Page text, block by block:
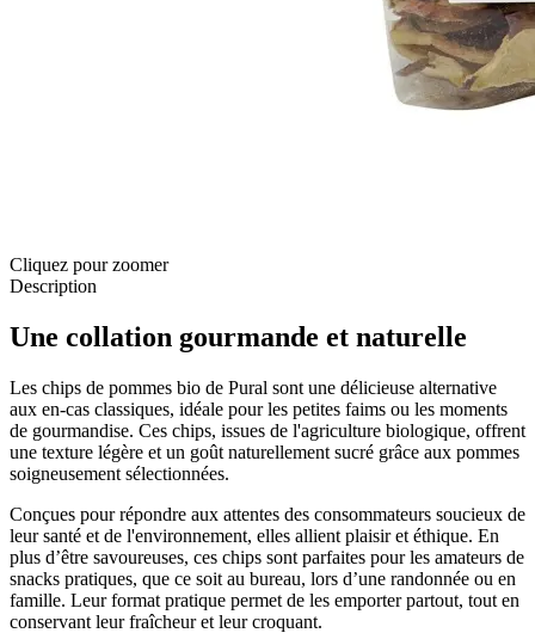
Cliquez pour zoomer
Description
Une collation gourmande et naturelle
Les chips de pommes bio de Pural sont une délicieuse alternative
aux en-cas classiques, idéale pour les petites faims ou les moments
de gourmandise. Ces chips, issues de l'agriculture biologique, offrent
une texture légère et un goût naturellement sucré grâce aux pommes
soigneusement sélectionnées.
Conçues pour répondre aux attentes des consommateurs soucieux de
leur santé et de l'environnement, elles allient plaisir et éthique. En
plus d’être savoureuses, ces chips sont parfaites pour les amateurs de
snacks pratiques, que ce soit au bureau, lors d’une randonnée ou en
famille. Leur format pratique permet de les emporter partout, tout en
conservant leur fraîcheur et leur croquant.